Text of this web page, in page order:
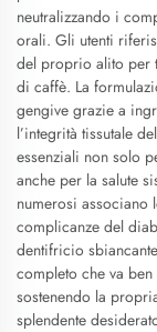
neutralizzando i
orali. Gli utenti
del proprio alito per
di caffè. La
gengive grazie a
l’integrità tissutale
essenziali non solo
anche per la salute
numerosi
complicanze del
dentifricio
completo che va
sostenendo la
splendente